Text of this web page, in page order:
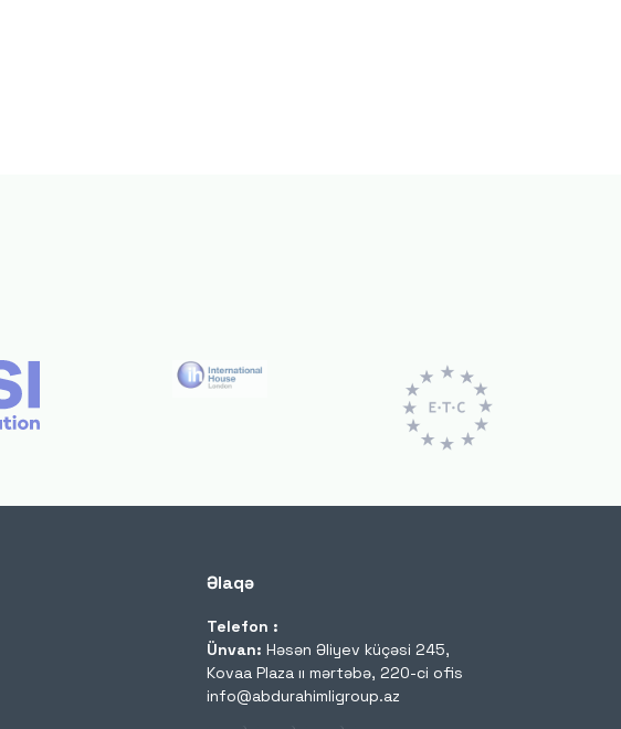
Əlaqə
Telefon :
Ünvan: Həsən Əliyev küçəsi 245,
Kovaa Plaza ıı mərtəbə, 220-ci ofis
info@abdurahimligroup.az